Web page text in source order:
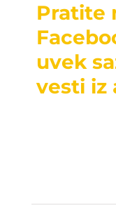
Pratite
uvek
vesti iz